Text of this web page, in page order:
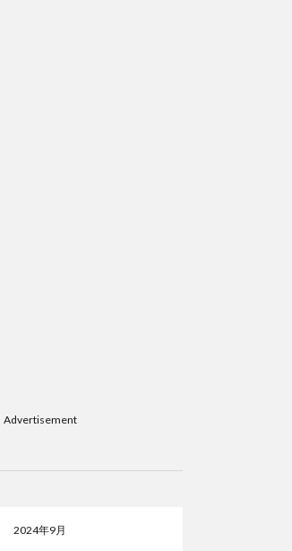
Advertisement
2024年9月